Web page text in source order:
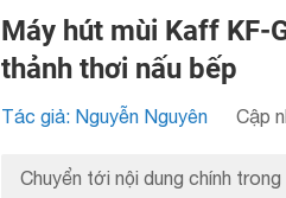
Máy hút mùi Kaff KF-
thảnh thơi nấu bếp
Tác giả: Nguyễn Nguyên Cập
Chuyển tới nội dung chính trong